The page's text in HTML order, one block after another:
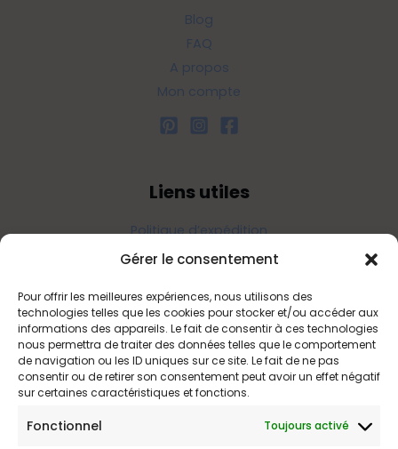
Gérer le consentement
Pour offrir les meilleures expériences, nous utilisons des
technologies telles que les cookies pour stocker et/ou accéder aux
informations des appareils. Le fait de consentir à ces technologies
nous permettra de traiter des données telles que le comportement
de navigation ou les ID uniques sur ce site. Le fait de ne pas
consentir ou de retirer son consentement peut avoir un effet négatif
sur certaines caractéristiques et fonctions.
Fonctionnel Toujours activé
Blog
FAQ
A propos
Mon compte
Liens utiles
Politique d’expédition
Politique de confidentialité
Conditions générales de vente et d’utilisation
Bijouterie en ligne
beautés scintillantes. Une question sur nos bijoux ou une